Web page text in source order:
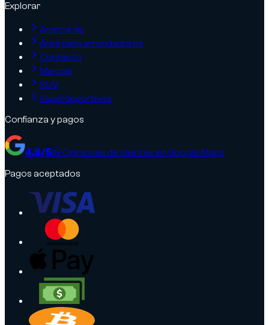
Explorar
Acerca de
Área para arrendadores
Contacto
Marcas
SUV
Superdeportivos
Confianza y pagos
4.9/518 Opiniones de clientes en Google Maps
Pagos aceptados